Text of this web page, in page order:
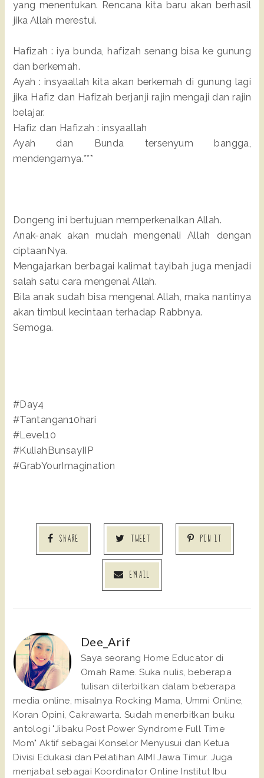
yang menentukan. Rencana kita baru akan berhasil
jika Allah merestui.
Hafizah : iya bunda, hafizah senang bisa ke gunung
dan berkemah.
Ayah : insyaallah kita akan berkemah di gunung lagi
jika Hafiz dan Hafizah berjanji rajin mengaji dan rajin
belajar.
Hafiz dan Hafizah : insyaallah
Ayah dan Bunda tersenyum bangga,
mendengarnya.***
Dongeng ini bertujuan memperkenalkan Allah.
Anak-anak akan mudah mengenali Allah dengan
ciptaanNya.
Mengajarkan berbagai kalimat tayibah juga menjadi
salah satu cara mengenal Allah.
Bila anak sudah bisa mengenal Allah, maka nantinya
akan timbul kecintaan terhadap Rabbnya.
Semoga.
#Day4
#Tantangan10hari
#Level10
#KuliahBunsayIIP
#GrabYourImagination
SHARE TWEET PIN IT
EMAIL
Dee_Arif
Saya seorang Home Educator di
Omah Rame. Suka nulis, beberapa
tulisan diterbitkan dalam beberapa
media online, misalnya Rocking Mama, Ummi Online,
Koran Opini, Cakrawarta. Sudah menerbitkan buku
antologi "Jibaku Post Power Syndrome Full Time
Mom" Aktif sebagai Konselor Menyusui dan Ketua
Divisi Edukasi dan Pelatihan AIMI Jawa Timur. Juga
menjabat sebagai Koordinator Online Institut Ibu